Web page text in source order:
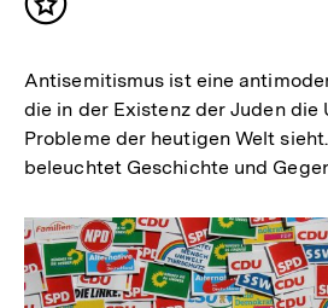
Inhalt
Antisemitismus ist eine
die in der Existenz der Juden die
Probleme der heutigen Welt
beleuchtet Geschichte und